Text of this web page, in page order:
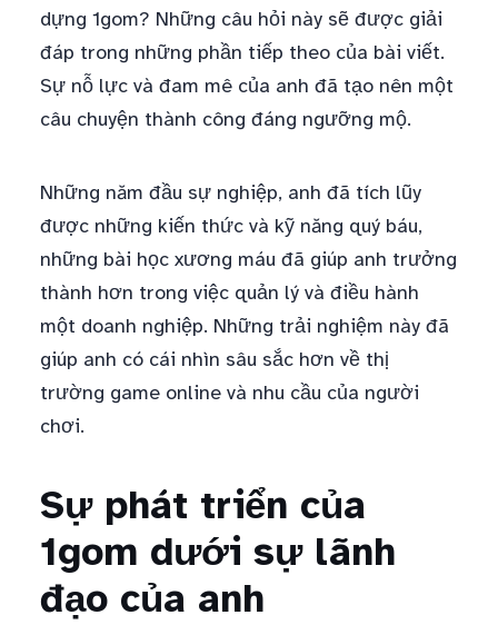
dựng 1gom? Những câu hỏi này sẽ được giải
đáp trong những phần tiếp theo của bài viết.
Sự nỗ lực và đam mê của anh đã tạo nên một
câu chuyện thành công đáng ngưỡng mộ.
Những năm đầu sự nghiệp, anh đã tích lũy
được những kiến thức và kỹ năng quý báu,
những bài học xương máu đã giúp anh trưởng
thành hơn trong việc quản lý và điều hành
một doanh nghiệp. Những trải nghiệm này đã
giúp anh có cái nhìn sâu sắc hơn về thị
trường game online và nhu cầu của người
chơi.
Sự phát triển của
1gom dưới sự lãnh
đạo của anh